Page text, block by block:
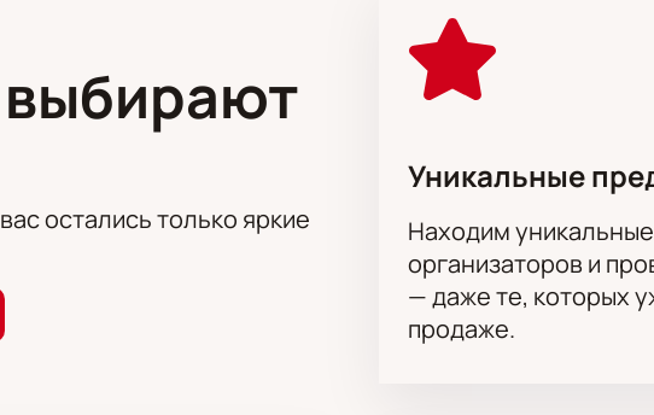
на музыкальный спектакль «Вечер семьи Боджгуа»
сайте. Покупатели выбирают места по интерактивной схеме зала.
на вопросы о стоимости и поможет выбрать места.
билета после оплаты
для подбора мест и консультаций
комфорта
мест — цены указаны рядом со схемой зала. Информация о
в разделе афиши. Уточнить условия покупки и возврата можно по
остались только яркие
Уникальные
Находим
организаторов и
— даже те, которых
продаже.